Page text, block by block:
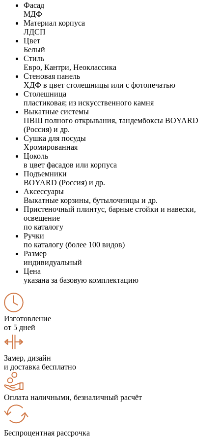
Фасад
МДФ
Материал корпуса
ЛДСП
Цвет
Белый
Стиль
Евро, Кантри, Неоклассика
Стеновая панель
ХДФ в цвет столешницы или с фотопечатью
Столешница
пластиковая; из искусственного камня
Выкатные системы
ПВШ полного открывания, тандембоксы BOYARD
(Россия) и др.
Сушка для посуды
Хромированная
Цоколь
в цвет фасадов или корпуса
Подъемники
BOYARD (Россия) и др.
Аксессуары
Выкатные корзины, бутылочницы и др.
Пристеночный плинтус, барные стойки и навески,
освещение
по каталогу
Ручки
по каталогу (более 100 видов)
Размер
индивидуальный
Цена
указана за базовую комплектацию
Изготовление
от 5 дней
Замер, дизайн
и доставка бесплатно
Оплата наличными, безналичный расчёт
Беспроцентная рассрочка